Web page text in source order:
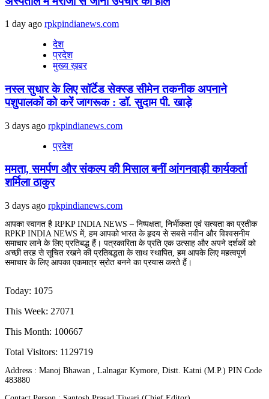
1 day ago rpkpindianews.com
देश
प्रदेश
मुख्य ख़बर
नस्ल सुधार के लिए सॉर्टेड सेक्स्ड सीमेन तकनीक अपनाने
पशुपालकों को करें जागरूक : डॉ. सुदाम पी. खाड़े
3 days ago rpkpindianews.com
प्रदेश
ममता, समर्पण और संकल्प की मिसाल बनीं आंगनवाड़ी कार्यकर्ता
शर्मिला ठाकुर
3 days ago rpkpindianews.com
आपका स्वागत है RPKP INDIA NEWS – निष्पक्षता, निर्भीकता एवं सत्यता का प्रतीक
RPKP INDIA NEWS में, हम आपको भारत के हृदय से सबसे नवीन और विश्वसनीय
समाचार लाने के लिए प्रतिबद्ध हैं। पत्रकारिता के प्रति एक उत्साह और अपने दर्शकों को
अच्छी तरह से सूचित रखने की प्रतिबद्धता के साथ स्थापित, हम आपके लिए महत्वपूर्ण
समाचार के लिए आपका एकमात्र स्रोत बनने का प्रयास करते हैं।
Today: 1075
This Week: 27071
This Month: 100667
Total Visitors: 1129719
Address : Manoj Bhawan , Lalnagar Kymore, Distt. Katni (M.P.) PIN Code
483880